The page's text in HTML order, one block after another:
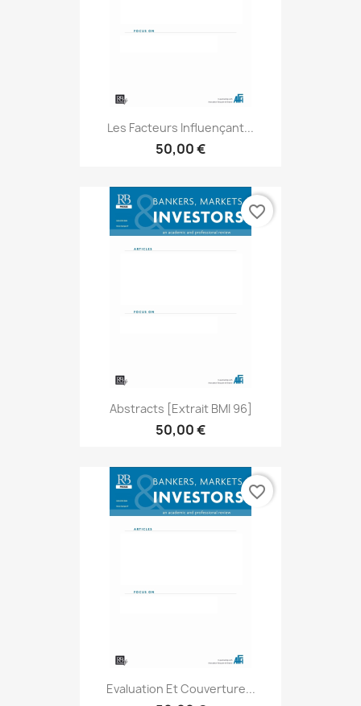
Les Facteurs Influençant...
50,00 €
Abstracts [extrait BMI 96]
50,00 €
favorite_border
Evaluation Et Couverture...
favorite_border